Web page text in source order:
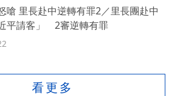
嗆 里長赴中逆轉有罪2／里長團赴中
平請客」 2審逆轉有罪
看更多